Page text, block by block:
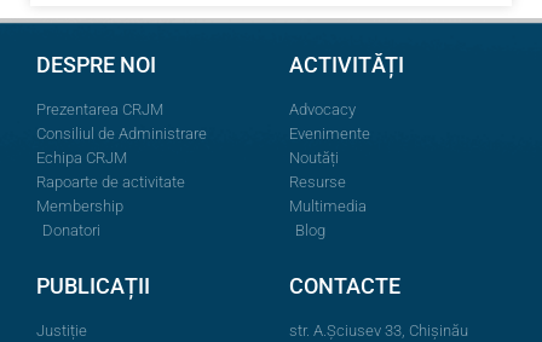
DESPRE NOI
Prezentarea CRJM
Consiliul de Administrare
Echipa CRJM
Rapoarte de activitate
Membership
Donatori
ACTIVITĂȚI
Advocacy
Evenimente
Noutăți
Resurse
Multimedia
Blog
PUBLICAȚII
Justiție
CONTACTE
str. A.Şciusev 33, Chișinău